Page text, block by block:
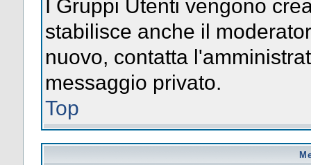
I Gruppi Utenti vengono
stabilisce anche il
nuovo, contatta
messaggio privato.
Top